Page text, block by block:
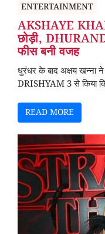
ENTERTAINMENT
AKSHAYE
छोड़ी,
फीस बनी वजह
धुरंधर के बाद अक्षय
DRISHYAM 3 से किया
READ MORE